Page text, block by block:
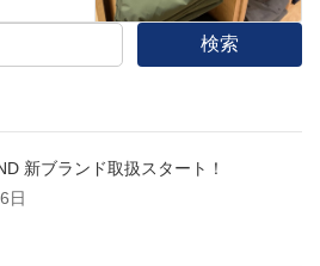
検索
新ブランド取扱スタート！
日